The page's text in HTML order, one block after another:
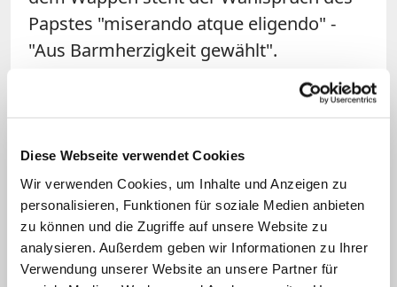
Diese Webseite verwendet Cookies
Wir verwenden Cookies, um Inhalte und Anzeigen zu
personalisieren, Funktionen für soziale Medien anbieten
zu können und die Zugriffe auf unsere Website zu
analysieren. Außerdem geben wir Informationen zu Ihrer
Verwendung unserer Website an unsere Partner für
Papstes "miserando atque eligendo" -
"Aus Barmherzigkeit gewählt".
Wer genau hinschaut, kann in der Anlage
entdecken. Zum Beispiel das Wappen
Pius' XI. mit einem Adler über drei roten
Bällen als Mosaik am Treppenaufgang
bei der "Piazzale quadrato" oder die